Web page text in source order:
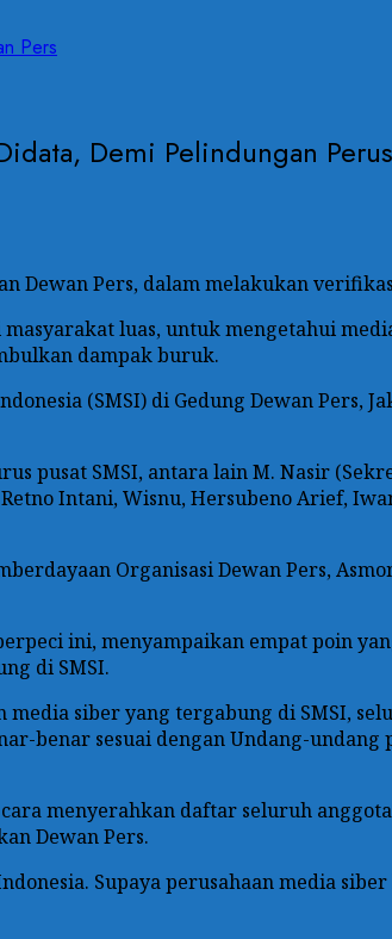
Pers
Demi Pelindungan
Dewan Pers, dalam melakukan
luas, untuk mengetahui
dampak buruk.
(SMSI) di Gedung Dewan Pers,
pusat SMSI, antara lain M. Nasir
Intani, Wisnu, Hersubeno Arief,
Organisasi Dewan Pers,
ini, menyampaikan empat poin
di SMSI.
media siber yang tergabung di SMSI,
benar sesuai dengan Undang-undang
menyerahkan daftar seluruh
Dewan Pers.
Supaya perusahaan media